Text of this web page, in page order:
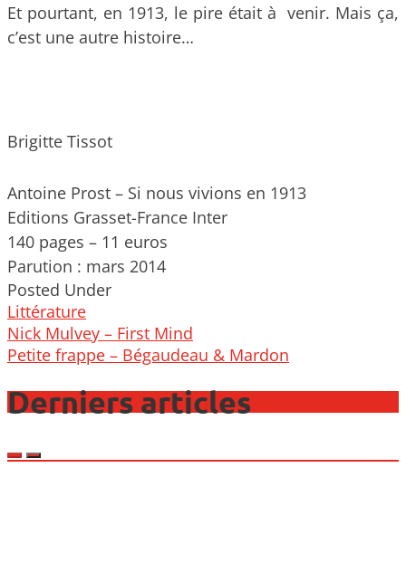
Et pourtant, en 1913, le pire était à venir. Mais ça,
c’est une autre histoire…
Brigitte Tissot
Antoine Prost – Si nous vivions en 1913
Editions Grasset-France Inter
140 pages – 11 euros
Parution : mars 2014
Posted Under
Littérature
Post
navigation
Nick Mulvey – First Mind
Petite frappe – Bégaudeau & Mardon
Derniers articles